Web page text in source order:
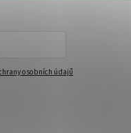
osobních údajů